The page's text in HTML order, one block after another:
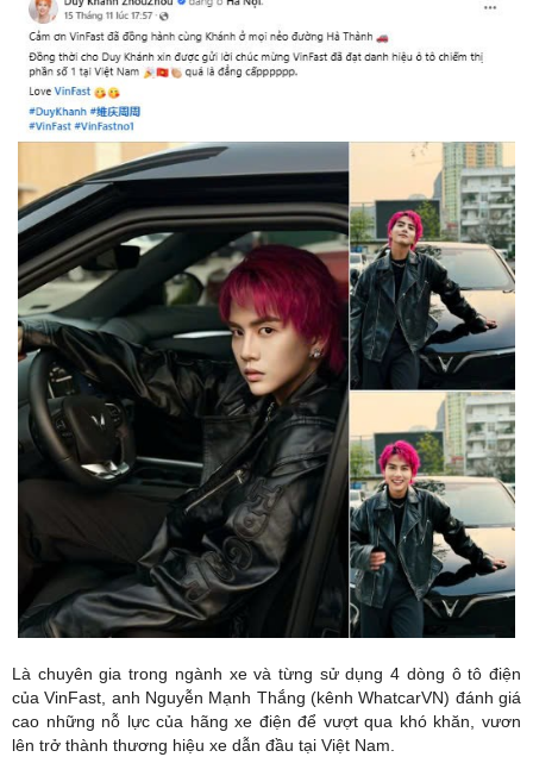
Là chuyên gia trong ngành xe và từng sử dụng 4 dòng ô tô điện
của VinFast, anh Nguyễn Mạnh Thắng (kênh WhatcarVN) đánh giá
cao những nỗ lực của hãng xe điện để vượt qua khó khăn, vươn
lên trở thành thương hiệu xe dẫn đầu tại Việt Nam.